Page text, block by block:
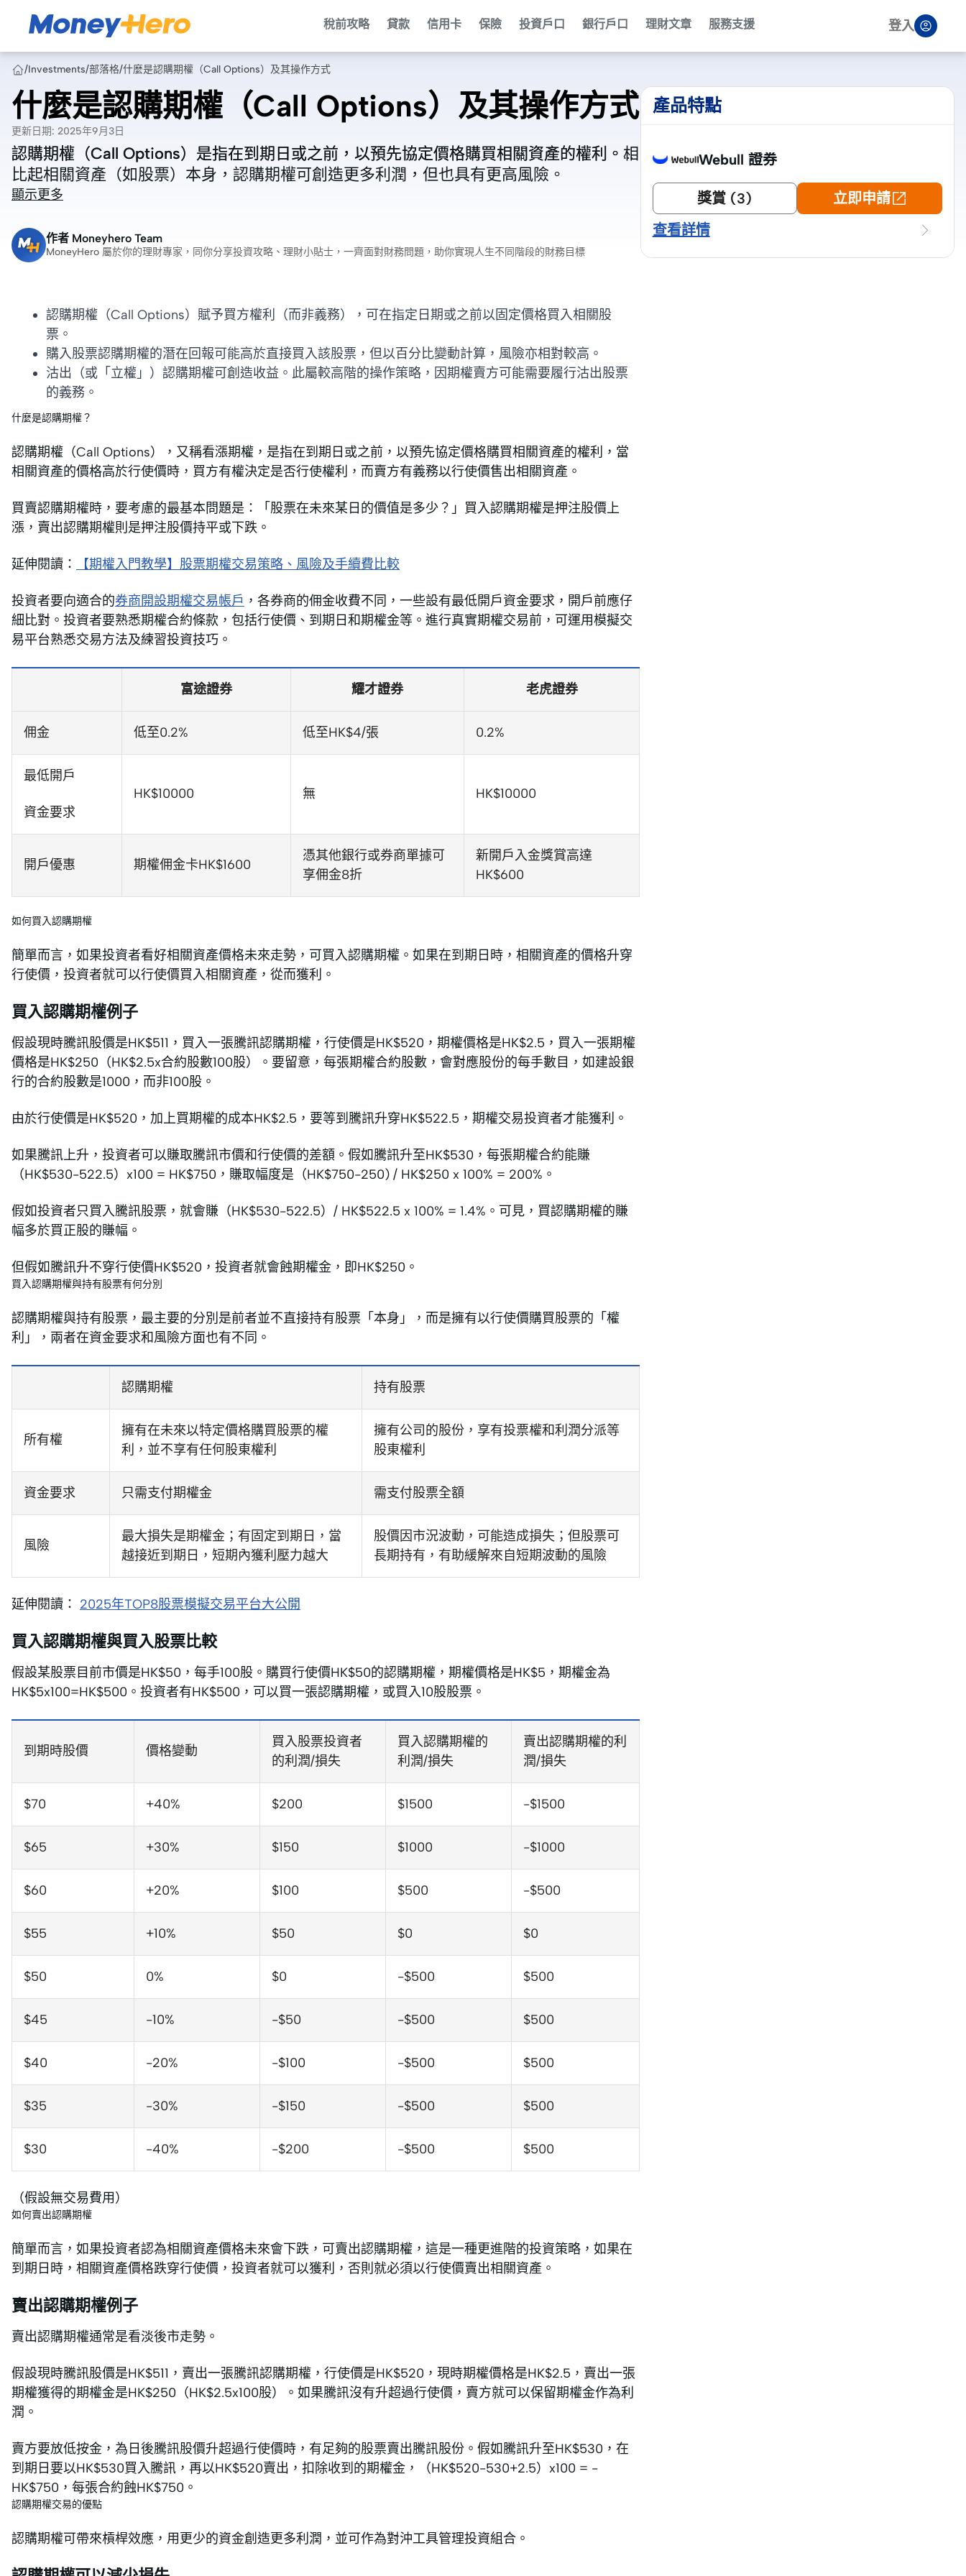
稅前攻略 貸款 信用卡 保險 投資戶口 銀行戶口 理財文章 服務支援 登入
/Investments/部落格/什麼是認購期權（Call Options）及其操作方式
什麼是認購期權（Call Options）及其操作方式
更新日期: 2025年9月3日
認購期權（Call Options）是指在到期日或之前，以預先協定價格購買相關資產的權利。相
比起相關資產（如股票）本身，認購期權可創造更多利潤，但也具有更高風險。
認購期權（Call Options）是指在到期日或之前，以預先協定價格購買相關資產的權利。相
比起相關資產（如股票）本身，認購期權可創造更多利潤，但也具有更高風險。
顯示更多
作者 Moneyhero Team
MoneyHero 屬於你的理財專家，同你分享投資攻略、理財小貼士，一齊面對財務問題，助你實現人生不同階段的財務目標
認購期權（Call Options）賦予買方權利（而非義務），可在指定日期或之前以固定價格買入相關股
票。
購入股票認購期權的潛在回報可能高於直接買入該股票，但以百分比變動計算，風險亦相對較高。
沽出（或「立權」）認購期權可創造收益。此屬較高階的操作策略，因期權賣方可能需要履行沽出股票
的義務。
什麼是認購期權？
認購期權（Call Options），又稱看漲期權，是指在到期日或之前，以預先協定價格購買相關資產的權利，當
相關資產的價格高於行使價時，買方有權決定是否行使權利，而賣方有義務以行使價售出相關資產。
買賣認購期權時，要考慮的最基本問題是：「股票在未來某日的價值是多少？」買入認購期權是押注股價上
漲，賣出認購期權則是押注股價持平或下跌。
延伸閱讀： 【期權入門教學】股票期權交易策略、風險及手續費比較
投資者要向適合的券商開設期權交易帳戶 ，各券商的佣金收費不同，一些設有最低開戶資金要求，開戶前應仔
細比對。投資者要熟悉期權合約條款，包括行使價、到期日和期權金等。進行真實期權交易前，可運用模擬交
易平台熟悉交易方法及練習投資技巧。
富途證券 耀才證券 老虎證券
佣金 低至0.2% 低至HK$4/張 0.2%
最低開戶
資金要求
HK$10000 無 HK$10000
開戶優惠 期權佣金卡HK$1600
憑其他銀行或券商單據可
享佣金8折
新開戶入金獎賞高達
HK$600
如何買入認購期權
簡單而言，如果投資者看好相關資產價格未來走勢，可買入認購期權。如果在到期日時，相關資產的價格升穿
行使價，投資者就可以行使價買入相關資產，從而獲利。
買入認購期權例子
假設現時騰訊股價是HK$511，買入一張騰訊認購期權，行使價是HK$520，期權價格是HK$2.5，買入一張期權
價格是HK$250（HK$2.5x合約股數100股）。要留意，每張期權合約股數，會對應股份的每手數目，如建設銀
行的合約股數是1000，而非100股。
由於行使價是HK$520，加上買期權的成本HK$2.5，要等到騰訊升穿HK$522.5，期權交易投資者才能獲利。
如果騰訊上升，投資者可以賺取騰訊市價和行使價的差額。假如騰訊升至HK$530，每張期權合約能賺
（HK$530-522.5）x100 = HK$750，賺取幅度是（HK$750-250) / HK$250 x 100% = 200%。
假如投資者只買入騰訊股票，就會賺（HK$530-522.5）/ HK$522.5 x 100% = 1.4%。可見，買認購期權的賺
幅多於買正股的賺幅。
但假如騰訊升不穿行使價HK$520，投資者就會蝕期權金，即HK$250。
買入認購期權與持有股票有何分別
認購期權與持有股票，最主要的分別是前者並不直接持有股票「本身」，而是擁有以行使價購買股票的「權
利」，兩者在資金要求和風險方面也有不同。
認購期權 持有股票
所有權
擁有在未來以特定價格購買股票的權
利，並不享有任何股東權利
擁有公司的股份，享有投票權和利潤分派等
股東權利
資金要求 只需支付期權金 需支付股票全額
風險
最大損失是期權金；有固定到期日，當
越接近到期日，短期內獲利壓力越大
股價因市況波動，可能造成損失；但股票可
長期持有，有助緩解來自短期波動的風險
延伸閱讀： 2025年TOP8股票模擬交易平台大公開
買入認購期權與買入股票比較
假設某股票目前市價是HK$50，每手100股。購買行使價HK$50的認購期權，期權價格是HK$5，期權金為
HK$5x100=HK$500。投資者有HK$500，可以買一張認購期權，或買入10股股票。
到期時股價 價格變動
買入股票投資者
的利潤/損失
買入認購期權的
利潤/損失
賣出認購期權的利
潤/損失
$70 +40% $200 $1500 -$1500
$65 +30% $150 $1000 -$1000
$60 +20% $100 $500 -$500
$55 +10% $50 $0 $0
$50 0% $0 -$500 $500
$45 -10% -$50 -$500 $500
$40 -20% -$100 -$500 $500
$35 -30% -$150 -$500 $500
$30 -40% -$200 -$500 $500
（假設無交易費用）
如何賣出認購期權
簡單而言，如果投資者認為相關資產價格未來會下跌，可賣出認購期權，這是一種更進階的投資策略，如果在
到期日時，相關資產價格跌穿行使價，投資者就可以獲利，否則就必須以行使價賣出相關資產。
賣出認購期權例子
賣出認購期權通常是看淡後市走勢。
假設現時騰訊股價是HK$511，賣出一張騰訊認購期權，行使價是HK$520，現時期權價格是HK$2.5，賣出一張
期權獲得的期權金是HK$250（HK$2.5x100股）。如果騰訊沒有升超過行使價，賣方就可以保留期權金作為利
潤。
賣方要放低按金，為日後騰訊股價升超過行使價時，有足夠的股票賣出騰訊股份。假如騰訊升至HK$530，在
到期日要以HK$530買入騰訊，再以HK$520賣出，扣除收到的期權金，（HK$520-530+2.5）x100 = -
HK$750，每張合約蝕HK$750。
認購期權交易的優點
認購期權可帶來槓桿效應，用更少的資金創造更多利潤，並可作為對沖工具管理投資組合。
產品特點
Webull 證券
獎賞 (3)
立即申請
查看詳情
